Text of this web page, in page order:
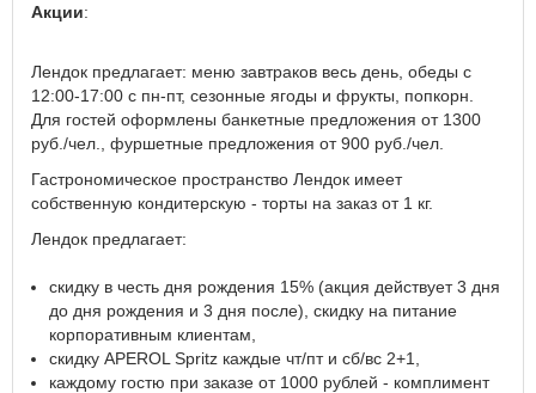
Акции:
Лендок предлагает: меню завтраков весь день, обеды с
12:00-17:00 с пн-пт, сезонные ягоды и фрукты, попкорн.
Для гостей оформлены банкетные предложения от 1300
руб./чел., фуршетные предложения от 900 руб./чел.
Гастрономическое пространство Лендок имеет
собственную кондитерскую - торты на заказ от 1 кг.
Лендок предлагает:
скидку в честь дня рождения 15% (акция действует 3 дня
до дня рождения и 3 дня после), скидку на питание
корпоративным клиентам,
скидку APEROL Spritz каждые чт/пт и сб/вс 2+1,
каждому гостю при заказе от 1000 рублей - комплимент